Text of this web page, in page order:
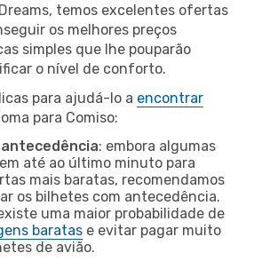
temos excelentes ofertas
os melhores preços
simples que lhe pouparão
o nível de conforto.
para ajudá-lo a encontrar
para Comiso:
: embora algumas
até ao último minuto para
mais baratas, recomendamos
os bilhetes com antecedência.
uma maior probabilidade de
baratas e evitar pagar muito
de avião.